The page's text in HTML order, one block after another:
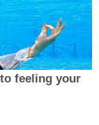
feeling your